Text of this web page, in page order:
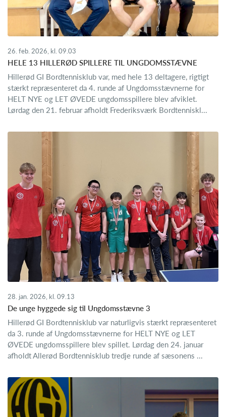
26. feb. 2026, kl. 09.03
HELE 13 HILLERØD SPILLERE TIL UNGDOMSSTÆVNE
Hillerød GI Bordtennisklub var, med hele 13 deltagere, rigtigt
stærkt repræsenteret da 4. runde af Ungdomsstævnerne for
HELT NYE og LET ØVEDE ungdomsspillere blev afviklet.
Lørdag den 21. februar afholdt Frederiksværk Bordtenniskl...
28. jan. 2026, kl. 09.13
De unge hyggede sig til Ungdomsstævne 3
Hillerød GI Bordtennisklub var naturligvis stærkt repræsenteret
da 3. runde af Ungdomsstævnerne for HELT NYE og LET
ØVEDE ungdomsspillere blev spillet. Lørdag den 24. januar
afholdt Allerød Bordtennisklub tredje runde af sæsonens ...